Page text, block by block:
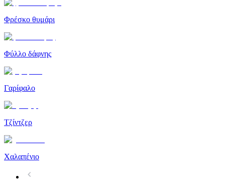
Φρέσκο ​​θυμάρι
Φύλλο δάφνης
Γαρίφαλο
Τζίντζερ
Χαλαπένιο